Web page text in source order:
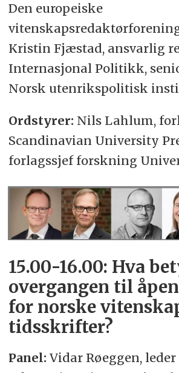
Den europeiske
Kristin Fjæstad, ansvarlig
Internasjonal Politikk,
Norsk utenrikspolitisk
Ordstyrer: Nils Lahlum,
Scandinavian University
forlagssjef forskning
15.00-16.00: Hva
overgangen til
for norske
tidsskrifter?
Panel: Vidar Røeggen, leder